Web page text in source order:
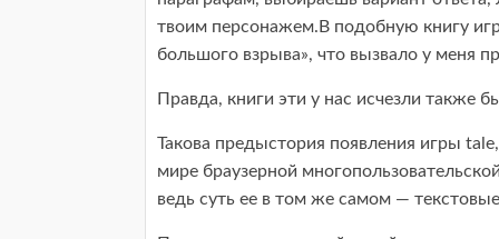
твоим персонажем.В подобную книгу
большого взрыва», что вызвало у меня
Правда, книги эти у нас исчезли также
Такова предыстория появления игры
мире браузерной
ведь суть ее в том же самом —